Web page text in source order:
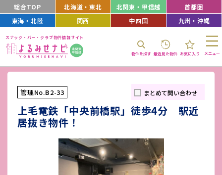
総合TOP 北海道・東北 北関東・甲信越
首都圏
東海・北陸
関西 中四国 九州・沖縄
スナック・バー・クラブ物件情報サイト
物件を探す 最近見た物件 お気に入り メニュー
管理No.B2-33 まとめて問い合わせ
上毛電鉄「中央前橋駅」徒歩4分 駅近
居抜き物件！